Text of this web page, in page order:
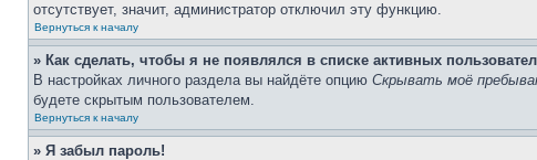
отсутствует, значит, администратор отключил эту функцию.
Вернуться к началу
» Как сделать, чтобы я не появлялся в списке активных
В настройках личного раздела вы найдёте опцию Скрывать моё
будете скрытым пользователем.
Вернуться к началу
» Я забыл пароль!